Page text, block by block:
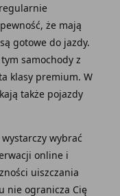
że mają
gotowe do jazdy.
samochody z
klasy premium. W
także pojazdy
wybrać
online i
uiszczania
nie ogranicza Cię